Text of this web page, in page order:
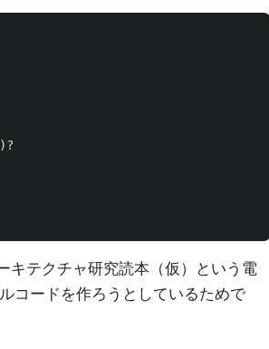
キテクチャ研究読本（仮）という電
コードを作ろうとしているためで